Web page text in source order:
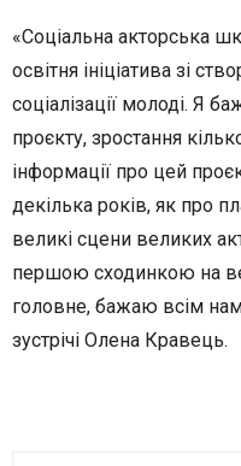
«Соціальна акторська
освітня ініціатива зі
соціалізації молоді. Я
проєкту, зростання
інформації про цей
декілька років, як про
великі сцени великих
першою сходинкою на
головне, бажаю всім
зустрічі Олена Кравець.